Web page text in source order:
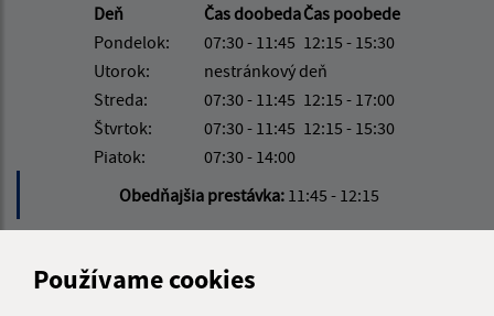
Používame cookies
Deň
Čas doobedaČas poobede
Pondelok:
07:30 - 11:45 12:15 - 15:30
Utorok:
nestránkový deň
Streda:
07:30 - 11:45 12:15 - 17:00
Štvrtok:
07:30 - 11:45 12:15 - 15:30
Piatok:
07:30 - 14:00
Obedňajšia prestávka: 11:45 - 12:15
Kontakt: